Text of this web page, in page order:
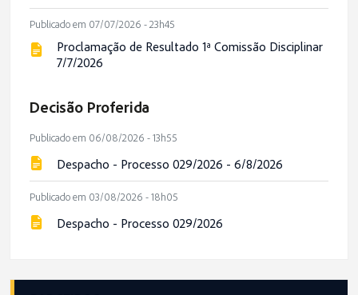
Publicado em 07/07/2026 - 23h45
Proclamação de Resultado 1ª Comissão Disciplinar
7/7/2026
Decisão Proferida
Publicado em 06/08/2026 - 13h55
Despacho - Processo 029/2026 - 6/8/2026
Publicado em 03/08/2026 - 18h05
Despacho - Processo 029/2026